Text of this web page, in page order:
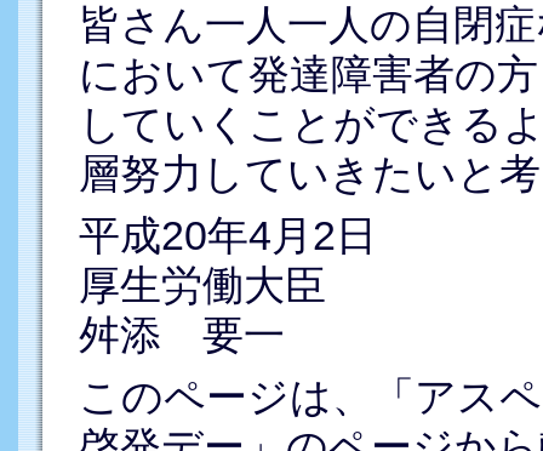
皆さん一人一人の自閉
において発達障害者の
していくことができる
層努力していきたいと
平成20年4月2日
厚生労働大臣
舛添 要一
このページは、「アス